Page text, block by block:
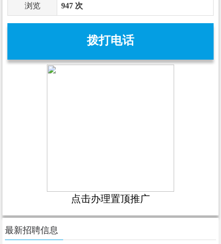
浏览 947 次
拨打电话
点击办理置顶推广
最新招聘信息